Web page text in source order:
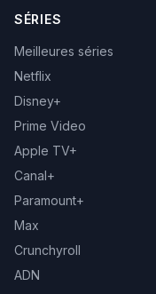
SÉRIES
Meilleures séries
Netflix
Disney+
Prime Video
Apple TV+
Canal+
Paramount+
Max
Crunchyroll
ADN